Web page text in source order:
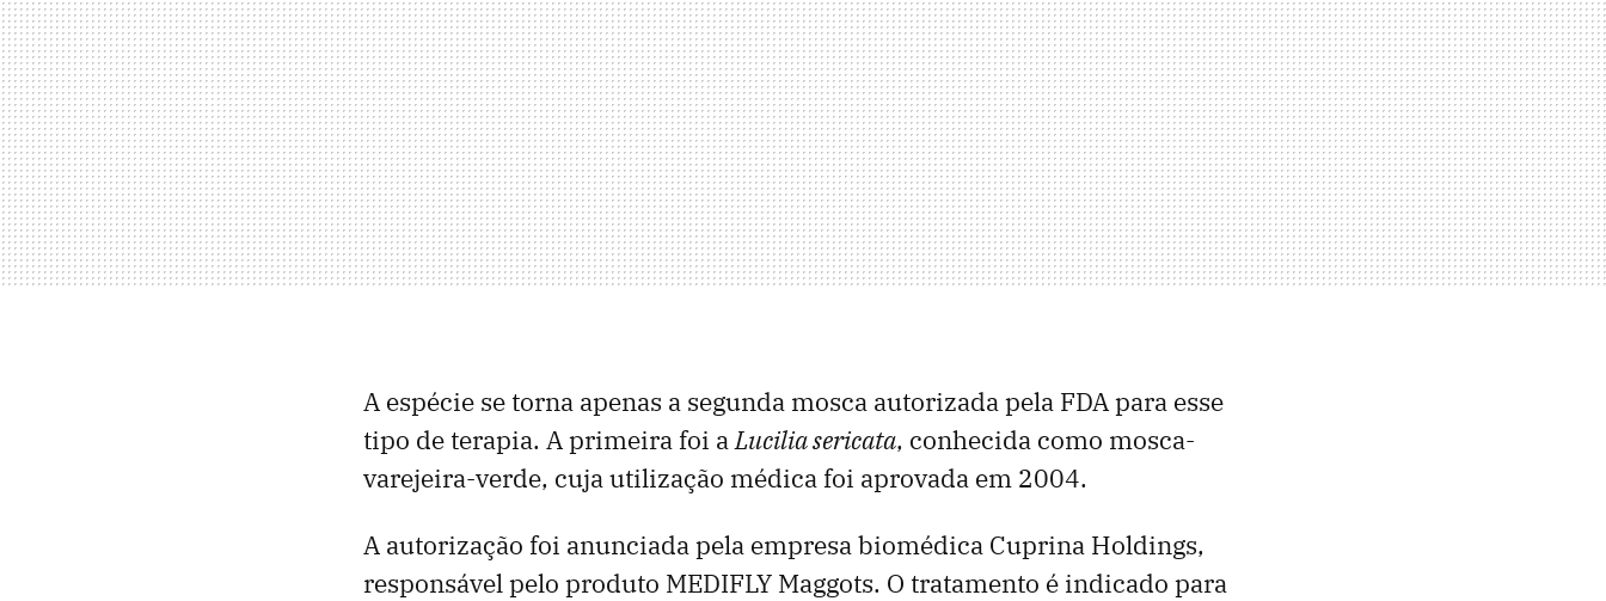
A espécie se torna apenas a segunda mosca autorizada pela FDA para esse
tipo de terapia. A primeira foi aLucilia sericata, conhecida como mosca-
varejeira-verde, cuja utilização médica foi aprovada em 2004.
A autorização foi anunciada pela empresa biomédica Cuprina Holdings,
responsável pelo produto MEDIFLY Maggots. O tratamento é indicado para